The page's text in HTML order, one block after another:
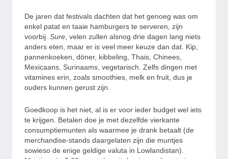
De jaren dat festivals dachten dat het genoeg was om
enkel patat en taaie hamburgers te serveren, zijn
voorbij. Sure , velen zullen alsnog drie dagen lang niets
anders eten, maar er is veel meer keuze dan dat. Kip,
pannenkoeken, döner, kibbeling, Thais, Chinees,
Mexicaans, Surinaams, vegetarisch. Zelfs dingen met
vitamines erin, zoals smoothies, melk en fruit, dus je
ouders kunnen gerust zijn.
Goedkoop is het niet, al is er voor ieder budget wel iets
te krijgen. Betalen doe je met dezelfde vierkante
consumptiemunten als waarmee je drank betaalt (de
merchandise-stands daargelaten zijn die muntjes
sowieso de enige geldige valuta in Lowlandistan).